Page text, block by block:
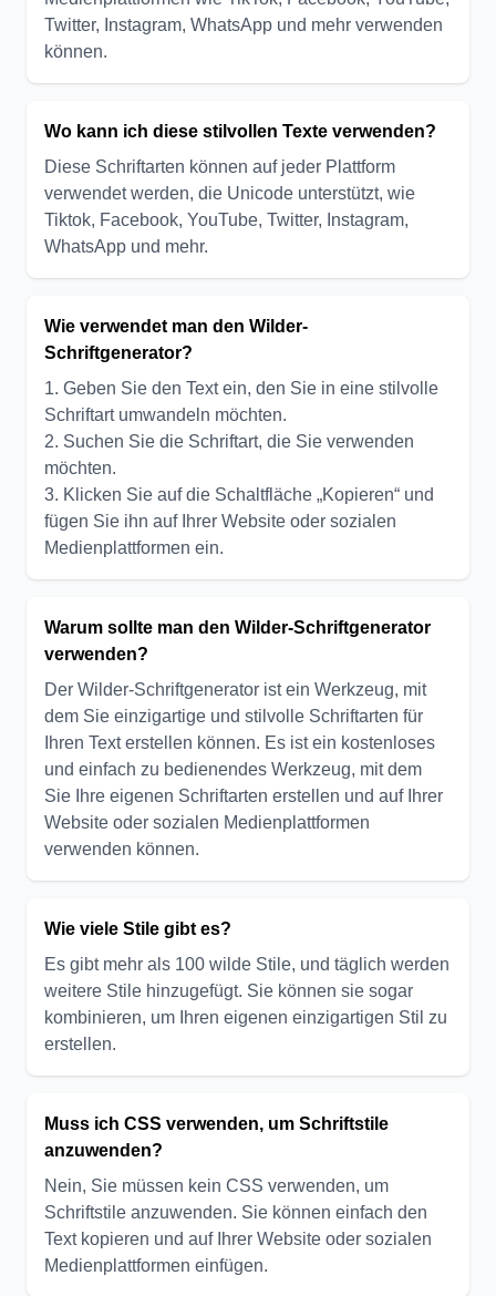
Twitter, Instagram, WhatsApp und mehr verwenden
können.
Wo kann ich diese stilvollen Texte verwenden?
Diese Schriftarten können auf jeder Plattform
verwendet werden, die Unicode unterstützt, wie
Tiktok, Facebook, YouTube, Twitter, Instagram,
WhatsApp und mehr.
Wie verwendet man den Wilder-
Schriftgenerator?
1. Geben Sie den Text ein, den Sie in eine stilvolle
Schriftart umwandeln möchten.
2. Suchen Sie die Schriftart, die Sie verwenden
möchten.
3. Klicken Sie auf die Schaltfläche „Kopieren“ und
fügen Sie ihn auf Ihrer Website oder sozialen
Medienplattformen ein.
Warum sollte man den Wilder-Schriftgenerator
verwenden?
Der Wilder-Schriftgenerator ist ein Werkzeug, mit
dem Sie einzigartige und stilvolle Schriftarten für
Ihren Text erstellen können. Es ist ein kostenloses
und einfach zu bedienendes Werkzeug, mit dem
Sie Ihre eigenen Schriftarten erstellen und auf Ihrer
Website oder sozialen Medienplattformen
verwenden können.
Wie viele Stile gibt es?
Es gibt mehr als 100 wilde Stile, und täglich werden
weitere Stile hinzugefügt. Sie können sie sogar
kombinieren, um Ihren eigenen einzigartigen Stil zu
erstellen.
Muss ich CSS verwenden, um Schriftstile
anzuwenden?
Nein, Sie müssen kein CSS verwenden, um
Schriftstile anzuwenden. Sie können einfach den
Text kopieren und auf Ihrer Website oder sozialen
Medienplattformen einfügen.